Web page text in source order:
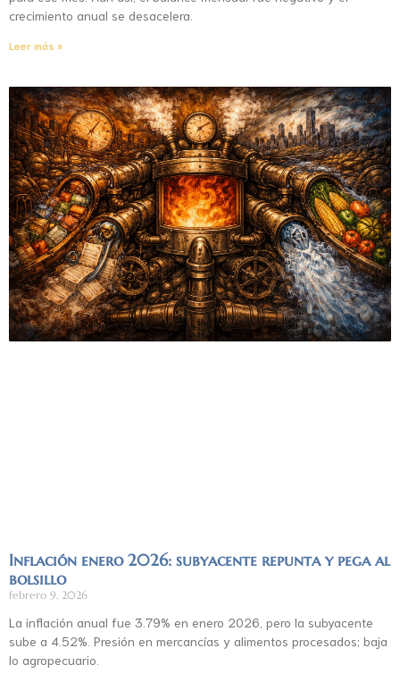
crecimiento anual se desacelera.
Leer más »
Inflación enero 2026: subyacente repunta y pega al
bolsillo
febrero 9, 2026
La inflación anual fue 3.79% en enero 2026, pero la subyacente
sube a 4.52%. Presión en mercancías y alimentos procesados; baja
lo agropecuario.